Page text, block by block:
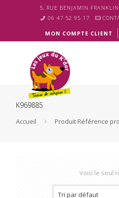
5, RUE BENJAMIN
06 47 52 95 17
MON COMPTE CLIENT
K969885
Accueil Produit Référence
Voici le seul